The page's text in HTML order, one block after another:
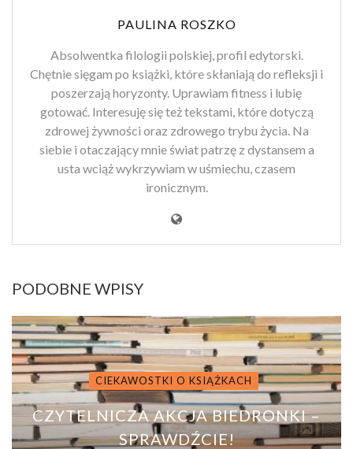
PAULINA ROSZKO
Absolwentka filologii polskiej, profil edytorski.
Chętnie sięgam po książki, które skłaniają do refleksji i
poszerzają horyzonty. Uprawiam fitness i lubię
gotować. Interesuję się też tekstami, które dotyczą
zdrowej żywności oraz zdrowego trybu życia. Na
siebie i otaczający mnie świat patrzę z dystansem a
usta wciąż wykrzywiam w uśmiechu, czasem
ironicznym.
PODOBNE WPISY
CIEKAWOSTKI O KSIĄŻKACH
CZYTELNICZA AKCJA BIEDRONKI –
SPRAWDŹCIE!